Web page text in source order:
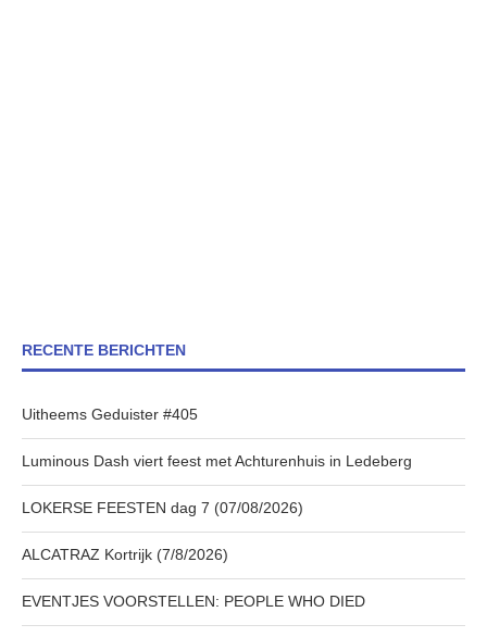
RECENTE BERICHTEN
Uitheems Geduister #405
Luminous Dash viert feest met Achturenhuis in Ledeberg
LOKERSE FEESTEN dag 7 (07/08/2026)
ALCATRAZ Kortrijk (7/8/2026)
EVENTJES VOORSTELLEN: PEOPLE WHO DIED